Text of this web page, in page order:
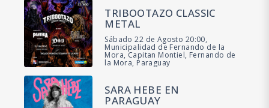
TRIBOOTAZO CLASSIC
METAL
Sábado 22 de Agosto 20:00,
Municipalidad de Fernando de la
Mora, Capitan Montiel, Fernando de
la Mora, Paraguay
SARA HEBE EN
PARAGUAY